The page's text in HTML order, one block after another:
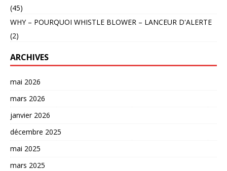
(45)
WHY – POURQUOI WHISTLE BLOWER – LANCEUR D'ALERTE
(2)
ARCHIVES
mai 2026
mars 2026
janvier 2026
décembre 2025
mai 2025
mars 2025